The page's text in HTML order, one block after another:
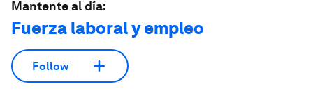
Mantente al día:
Fuerza laboral y empleo
Follow